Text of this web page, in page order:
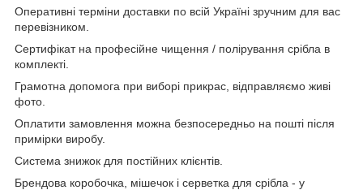
Оперативні терміни доставки по всій Україні зручним для вас
перевізником.
Сертифікат на професійне чищення / полірування срібла в
комплекті.
Грамотна допомога при виборі прикрас, відправляємо живі
фото.
Оплатити замовлення можна безпосередньо на пошті після
примірки виробу.
Система знижок для постійних клієнтів.
Брендова коробочка, мішечок і серветка для срібла - у